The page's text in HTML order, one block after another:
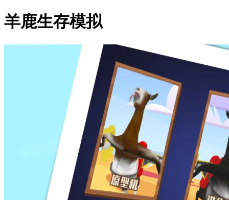
羊鹿生存模拟